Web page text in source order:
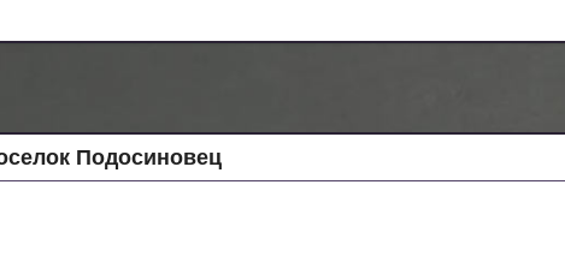
Подосиновец